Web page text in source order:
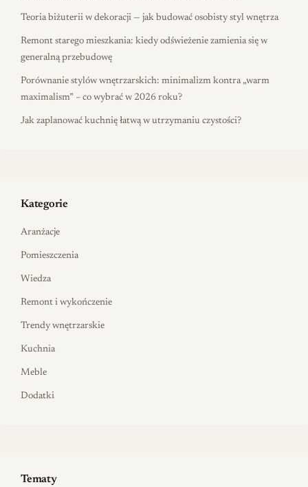
Teoria biżuterii w dekoracji — jak budować osobisty styl wnętrza
Remont starego mieszkania: kiedy odświeżenie zamienia się w
generalną przebudowę
Porównanie stylów wnętrzarskich: minimalizm kontra „warm
maximalism” – co wybrać w 2026 roku?
Jak zaplanować kuchnię łatwą w utrzymaniu czystości?
Kategorie
Aranżacje
Pomieszczenia
Wiedza
Remont i wykończenie
Trendy wnętrzarskie
Kuchnia
Meble
Dodatki
Tematy